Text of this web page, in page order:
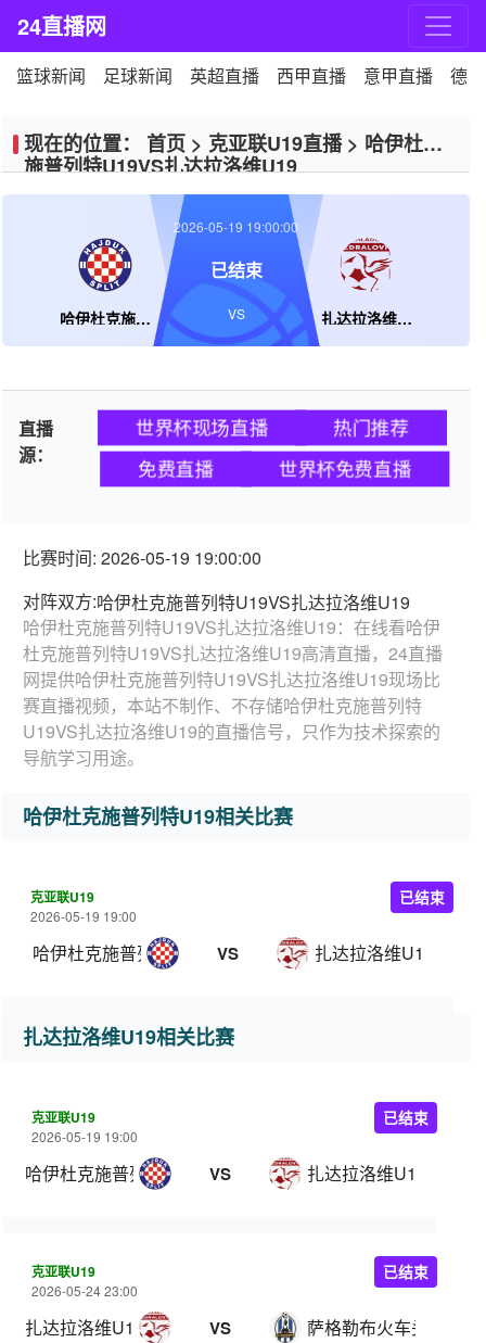
24直播网
篮球新闻 足球新闻 英超直播 西甲直播 意甲直播 德
现在的位置： 首页 > 克亚联U19直播> 哈伊杜克
施普列特U19VS扎达拉洛维U19
哈伊杜克施普列特U19 扎达拉洛维U19
2026-05-19 19:00:00
已结束
VS
直播
源：
世界杯现场直播
热门推荐
免费直播
世界杯免费直播
比赛时间: 2026-05-19 19:00:00
对阵双方:哈伊杜克施普列特U19VS扎达拉洛维U19
哈伊杜克施普列特U19VS扎达拉洛维U19：在线看哈伊
杜克施普列特U19VS扎达拉洛维U19高清直播，24直播
网提供哈伊杜克施普列特U19VS扎达拉洛维U19现场比
赛直播视频，本站不制作、不存储哈伊杜克施普列特
U19VS扎达拉洛维U19的直播信号，只作为技术探索的
导航学习用途。
哈伊杜克施普列特U19相关比赛
克亚联U19
2026-05-19 19:00
哈伊杜克施普列特U19 VS 扎达拉洛维U19
已结束
扎达拉洛维U19相关比赛
克亚联U19
2026-05-19 19:00
哈伊杜克施普列特U19 VS 扎达拉洛维U19
已结束
克亚联U19
2026-05-24 23:00
扎达拉洛维U19 VS 萨格勒布火车头U19
已结束